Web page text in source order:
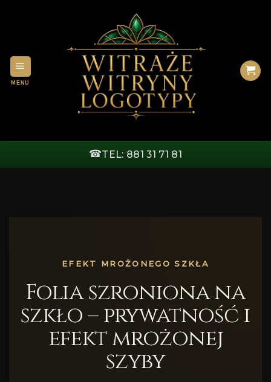
☎TEL: 881 31 71 81
EFEKT MROŻONEGO SZKŁA
Folia szroniona na
szkło – prywatność i
efekt mrożonej
szyby